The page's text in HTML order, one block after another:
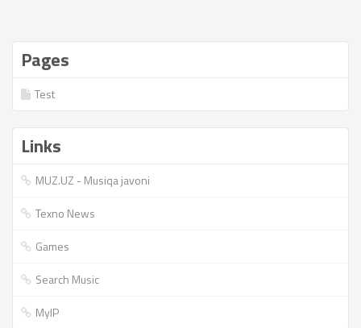
Pages
Test
Links
MUZ.UZ - Musiqa javoni
Texno News
Games
Search Music
MyIP